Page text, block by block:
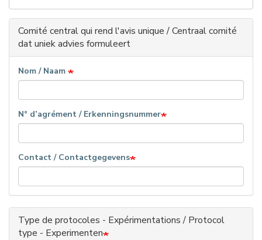
Comité central qui rend l'avis unique / Centraal comité
dat uniek advies formuleert
Nom / Naam
N° d’agrément / Erkenningsnummer
Contact / Contactgegevens
Type de protocoles - Expérimentations / Protocol
type - Experimenten